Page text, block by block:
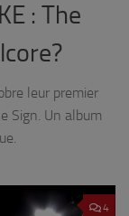
: The
leur premier
Sign. Un album
4